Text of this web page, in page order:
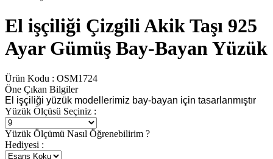
El işçiliği Çizgili Akik Taşı 925
Ayar Gümüş Bay-Bayan Yüzük
Ürün Kodu : OSM1724
Öne Çıkan Bilgiler
El işçiliği yüzük modellerimiz bay-bayan için tasarlanmıştır
Yüzük Ölçüsü Seçiniz :
Yüzük Ölçümü Nasıl Öğrenebilirim ?
Hediyesi :